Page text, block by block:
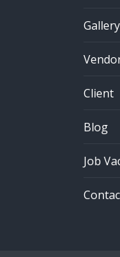
Gallery
Client
Blog
Job